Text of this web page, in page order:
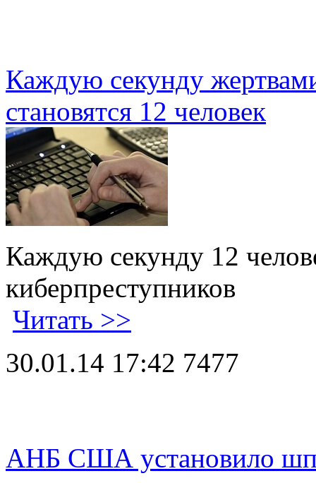
Каждую секунду
становятся 12 человек
Каждую секунду 12
киберпреступников
Читать >>
30.01.14 17:42 7477
АНБ США установило